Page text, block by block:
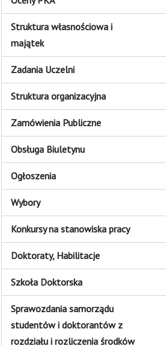
Struktura własnościowa i
majątek
Zadania Uczelni
Struktura organizacyjna
Zamówienia Publiczne
Obsługa Biuletynu
Ogłoszenia
Wybory
Konkursy na stanowiska pracy
Doktoraty, Habilitacje
Szkoła Doktorska
Sprawozdania samorządu
studentów i doktorantów z
rozdziału i rozliczenia środków